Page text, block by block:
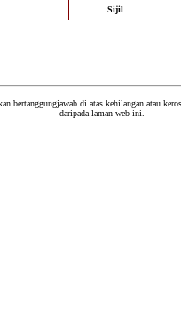
Sijil
bertanggungjawab di atas kehilangan atau
daripada laman web ini.